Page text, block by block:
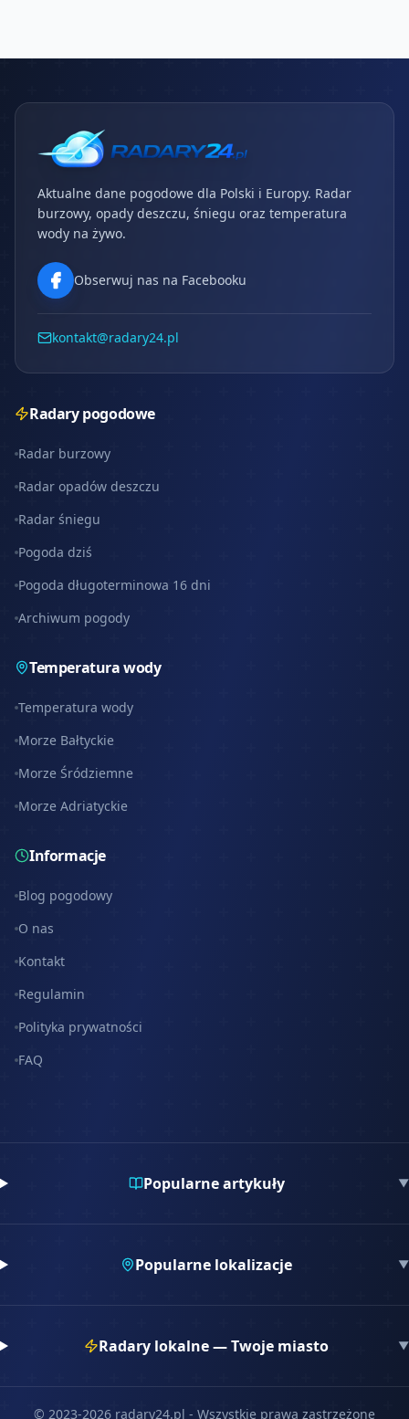
Aktualne dane pogodowe dla Polski i Europy. Radar
burzowy, opady deszczu, śniegu oraz temperatura
wody na żywo.
Obserwuj nas na Facebooku
kontakt@radary24.pl
Radary pogodowe
Radar burzowy
Radar opadów deszczu
Radar śniegu
Pogoda dziś
Pogoda długoterminowa 16 dni
Archiwum pogody
Temperatura wody
Temperatura wody
Morze Bałtyckie
Morze Śródziemne
Morze Adriatyckie
Informacje
Blog pogodowy
O nas
Kontakt
Regulamin
Polityka prywatności
FAQ
Popularne artykuły ▼
Popularne lokalizacje ▼
Radary lokalne — Twoje miasto ▼
© 2023-2026 radary24.pl - Wszystkie prawa zastrzeżone